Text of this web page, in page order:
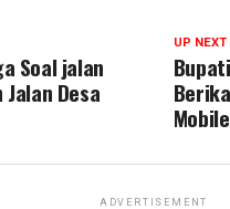
UP NEXT
Soal jalan
Desa
ADVERTISEMENT